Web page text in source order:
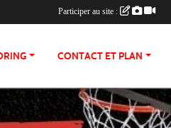
CONTACT ET PLAN
Participer au site :